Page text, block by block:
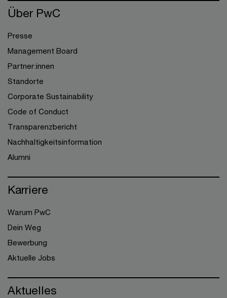
Über PwC
Presse
Management Board
Partner:innen
Standorte
Corporate Sustainability
Code of Conduct
Transparenzbericht
Nachhaltigkeitsinformation
Alumni
Karriere
Warum PwC
Dein Weg
Bewerbung
Aktuelle Jobs
Aktuelles